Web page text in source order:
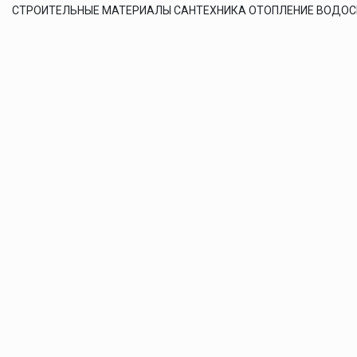
СТРОИТЕЛЬНЫЕ МАТЕРИАЛЫ САНТЕХНИКА ОТОПЛЕНИЕ